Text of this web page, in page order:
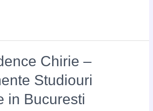
Chirie –
Studiouri
in Bucuresti